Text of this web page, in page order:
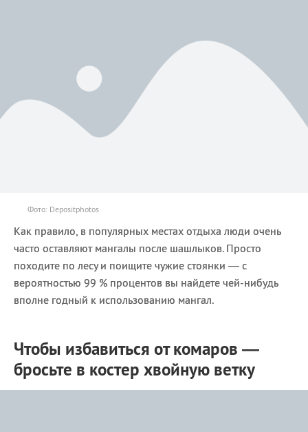
Фото: Depositphotos
Как правило, в популярных местах отдыха люди очень
часто оставляют мангалы после шашлыков. Просто
походите по лесу и поищите чужие стоянки — с
вероятностью 99 % процентов вы найдете чей-нибудь
вполне годный к использованию мангал.
Чтобы избавиться от комаров —
бросьте в костер хвойную ветку